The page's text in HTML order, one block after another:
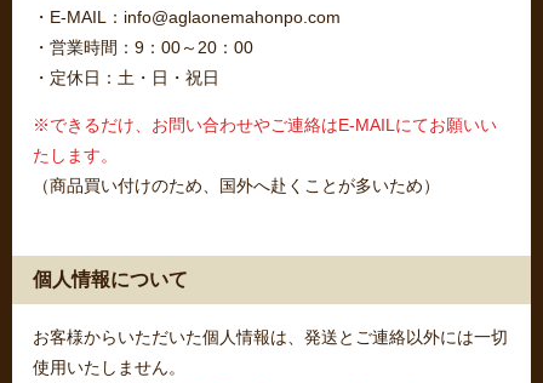
・E-MAIL：info@aglaonemahonpo.com
・営業時間：9：00～20：00
・定休日：土・日・祝日
※できるだけ、お問い合わせやご連絡はE-MAILにてお願いい
たします。
（商品買い付けのため、国外へ赴くことが多いため）
個人情報について
お客様からいただいた個人情報は、発送とご連絡以外には一切
使用いたしません。